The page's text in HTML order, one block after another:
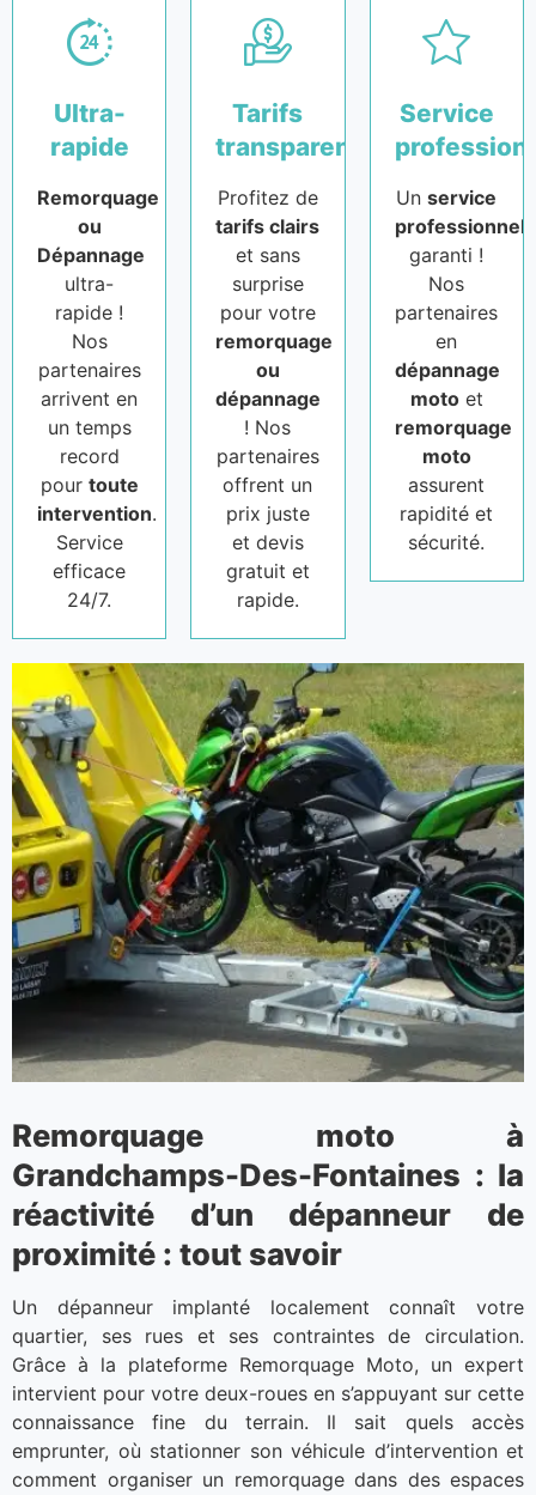
Ultra-
rapide
Remorquage
ou
Dépannage
ultra-
rapide !
Nos
partenaires
arrivent en
un temps
record
pour toute
intervention.
Service
efficace
24/7.
Tarifs
transparents
Profitez de
tarifs clairs
et sans
surprise
pour votre
remorquage
ou
dépannage
! Nos
partenaires
offrent un
prix juste
et devis
gratuit et
rapide.
Service
Unservice
professionnel
garanti !
Nos
partenaires
en
dépannage
motoet
remorquage
moto
assurent
rapidité et
sécurité.
Remorquage moto à
Grandchamps-Des-Fontaines : la
réactivité d’un dépanneur de
proximité : tout savoir
Un dépanneur implanté localement connaît votre
quartier, ses rues et ses contraintes de circulation.
Grâce à la plateforme Remorquage Moto, un expert
intervient pour votre deux-roues en s’appuyant sur cette
connaissance fine du terrain. Il sait quels accès
emprunter, où stationner son véhicule d’intervention et
comment organiser un remorquage dans des espaces